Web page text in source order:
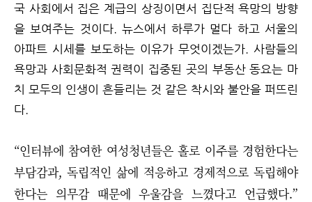
국 사회에서 집은 계급의 상징이면서 집단적 욕망의 방향
을 보여주는 것이다. 뉴스에서 하루가 멀다 하고 서울의
아파트 시세를 보도하는 이유가 무엇이겠는가. 사람들의
욕망과 사회문화적 권력이 집중된 곳의 부동산 동요는 마
치 모두의 인생이 흔들리는 것 같은 착시와 불안을 퍼뜨린
다.
“인터뷰에 참여한 여성청년들은 홀로 이주를 경험한다는
부담감과, 독립적인 삶에 적응하고 경제적으로 독립해야
한다는 의무감 때문에 우울감을 느꼈다고 언급했다.”